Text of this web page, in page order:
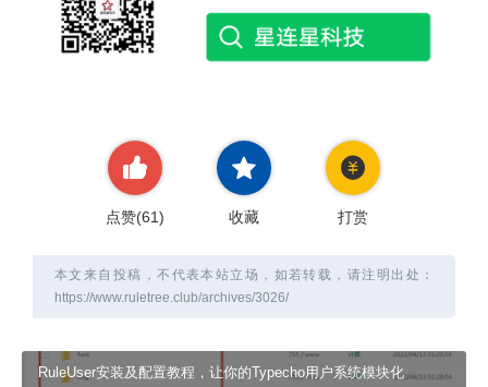
点赞(61) 收藏 打赏
本文来自投稿，不代表本站立场，如若转载，请注明出处：
https://www.ruletree.club/archives/3026/
RuleUser安装及配置教程，让你的Typecho用户系统模块化